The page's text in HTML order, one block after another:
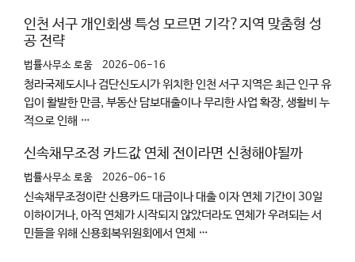
인천 서구 개인회생 특성 모르면 기각?지역 맞춤형 성
공 전략
법률사무소 로움 2026-06-16
청라국제도시나 검단신도시가 위치한 인천 서구 지역은 최근 인구 유
입이 활발한 만큼, 부동산 담보대출이나 무리한 사업 확장, 생활비 누
적으로 인해 …
신속채무조정 카드값 연체 전이라면 신청해야될까
법률사무소 로움 2026-06-16
신속채무조정이란 신용카드 대금이나 대출 이자 연체 기간이 30일
이하이거나, 아직 연체가 시작되지 않았더라도 연체가 우려되는 서
민들을 위해 신용회복위원회에서 연체 …